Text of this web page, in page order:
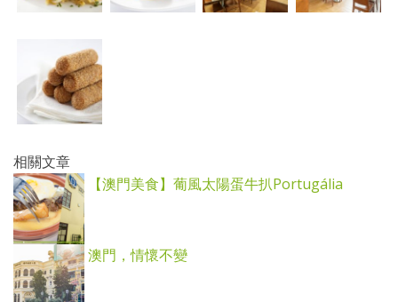
相關文章
【澳門美食】葡風太陽蛋牛扒Portugália
澳門，情懷不變